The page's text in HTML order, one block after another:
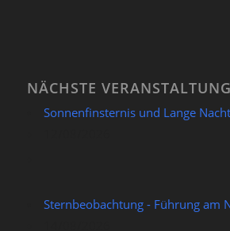
NÄCHSTE
Sonnenfinsternis und Lange
Sternbeobachtung - Führung am